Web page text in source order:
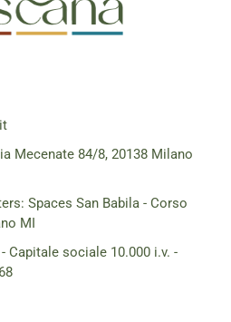
Mecenate 84/8, 20138 Milano
Spaces San Babila - Corso
MI
- Capitale sociale 10.000 i.v. -